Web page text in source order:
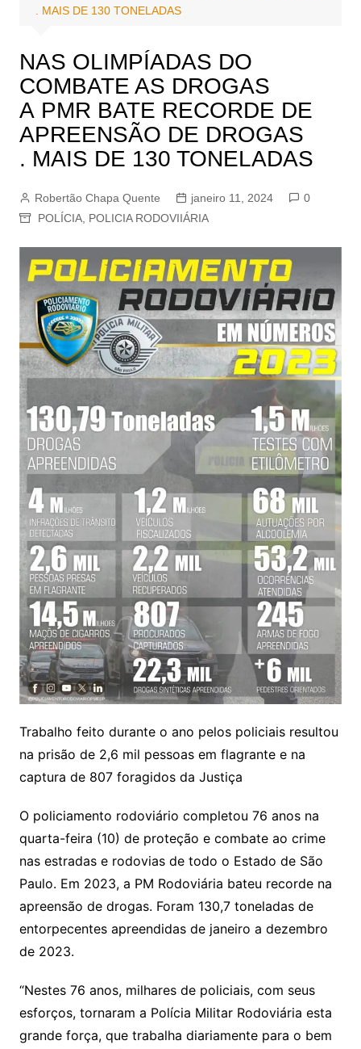
. MAIS DE 130 TONELADAS
NAS OLIMPÍADAS DO
COMBATE AS DROGAS
A PMR BATE RECORDE DE
APREENSÃO DE DROGAS
. MAIS DE 130 TONELADAS
Robertão Chapa Quente janeiro 11, 2024
0
POLÍCIA, POLICIA RODOVIIÁRIA
Trabalho feito durante o ano pelos policiais resultou
na prisão de 2,6 mil pessoas em flagrante e na
captura de 807 foragidos da Justiça
O policiamento rodoviário completou 76 anos na
quarta-feira (10) de proteção e combate ao crime
nas estradas e rodovias de todo o Estado de São
Paulo. Em 2023, a PM Rodoviária bateu recorde na
apreensão de drogas. Foram 130,7 toneladas de
entorpecentes apreendidas de janeiro a dezembro
de 2023.
“Nestes 76 anos, milhares de policiais, com seus
esforços, tornaram a Polícia Militar Rodoviária esta
grande força, que trabalha diariamente para o bem